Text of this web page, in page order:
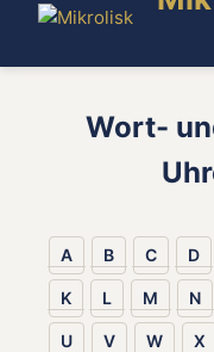
Wort-
A B C D
K L M N
U V W X